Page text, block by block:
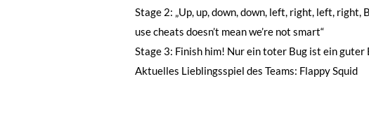
Stage 2: „Up, up, down, down, left, right, left, right,
use cheats doesn’t mean we’re not smart“
Stage 3: Finish him! Nur ein toter Bug ist ein guter
Aktuelles Lieblingsspiel des Teams: Flappy Squid